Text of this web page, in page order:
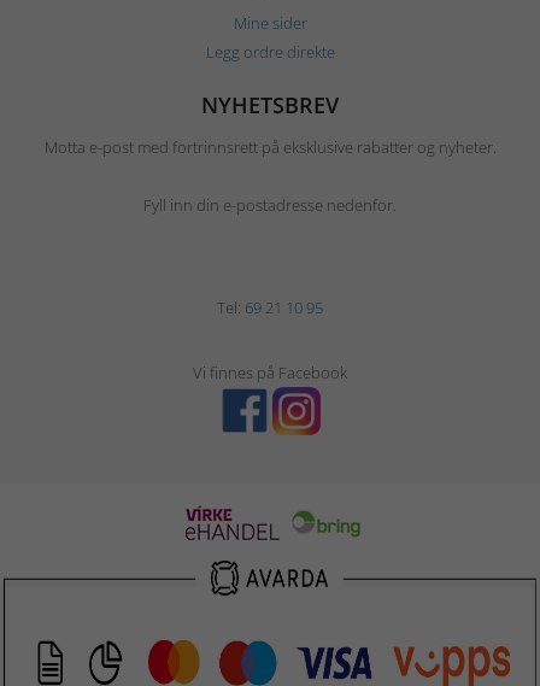
Mine sider
Legg ordre direkte
NYHETSBREV
Motta e-post med fortrinnsrett på eksklusive rabatter og nyheter.
Fyll inn din e-postadresse nedenfor.
Tel: 69 21 10 95
Vi finnes på Facebook